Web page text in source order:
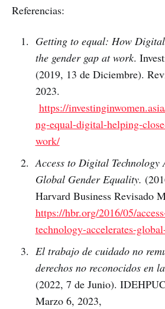
Referencias:
Getting to equal: How
the gender gap at work.
(2019, 13 de Diciembre).
2023.
https://
ng-equal-digital-helping-
work/
Access to Digital Technology
Global Gender Equality.
Harvard Business Revisado
https://hbr.org/2016/05/
technology-accelerates-
El trabajo de cuidado no
derechos no reconocidos en
(2022, 7 de Junio).
Marzo 6, 2023,